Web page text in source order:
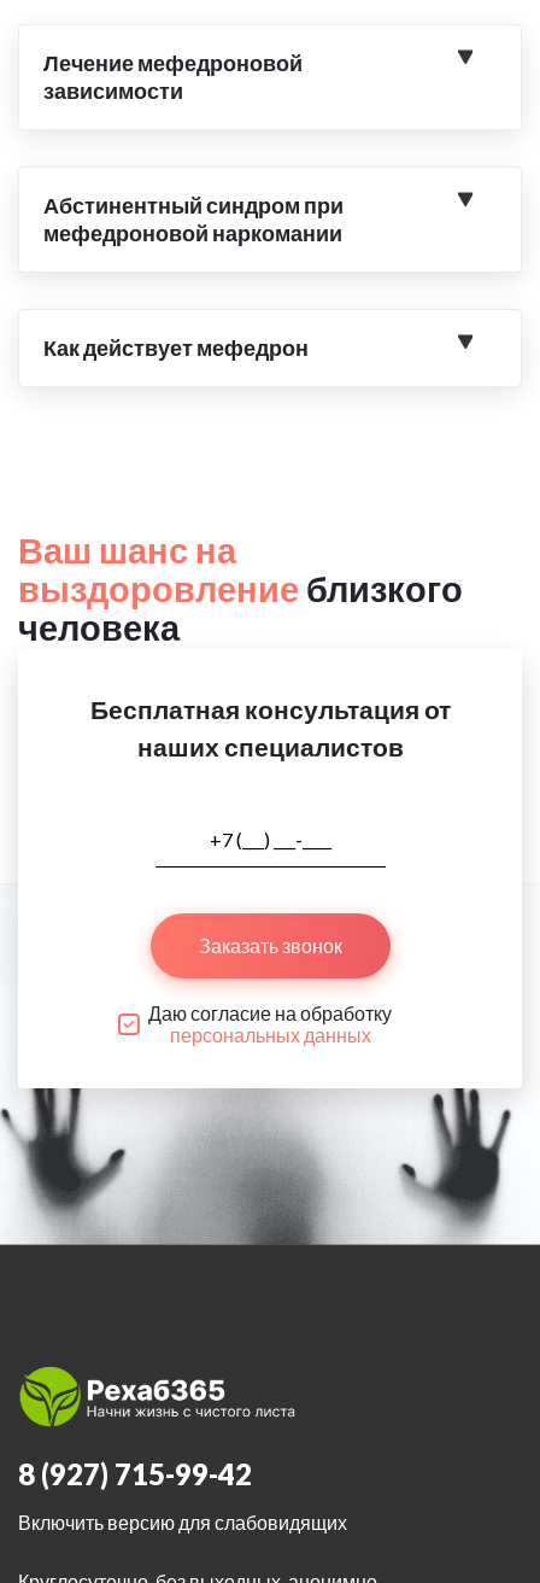
Лечение мефедроновой
зависимости
Абстинентный синдром при
мефедроновой наркомании
Как действует мефедрон
Ваш шанс на
выздоровление близкого
человека
Бесплатная консультация от
наших специалистов
Заказать звонок
Даю согласие на обработку
персональных данных
8 (927) 715-99-42
Включить версию для слабовидящих